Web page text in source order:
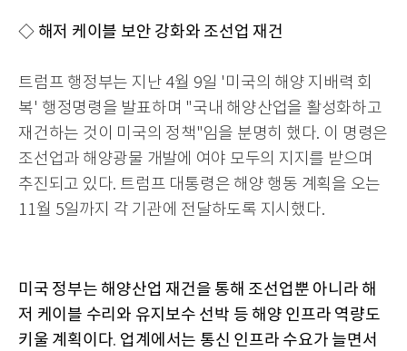
◇ 해저 케이블 보안 강화와 조선업 재건
트럼프 행정부는 지난 4월 9일 ' 미국의 해양 지배력 회
복' 행정명령을 발표하며 "국내 해양산업을 활성화하고
재건하는 것이 미국의 정책"임을 분명히 했다. 이 명령은
조선업과 해양광물 개발에 여야 모두의 지지를 받으며
추진되고 있다. 트럼프 대통령은 해양 행동 계획을 오는
11월 5일까지 각 기관에 전달하도록 지시했다.
미국 정부는 해양산업 재건을 통해 조선업뿐 아니라 해
저 케이블 수리와 유지보수 선박 등 해양 인프라 역량도
키울 계획이다. 업계에서는 통신 인프라 수요가 늘면서